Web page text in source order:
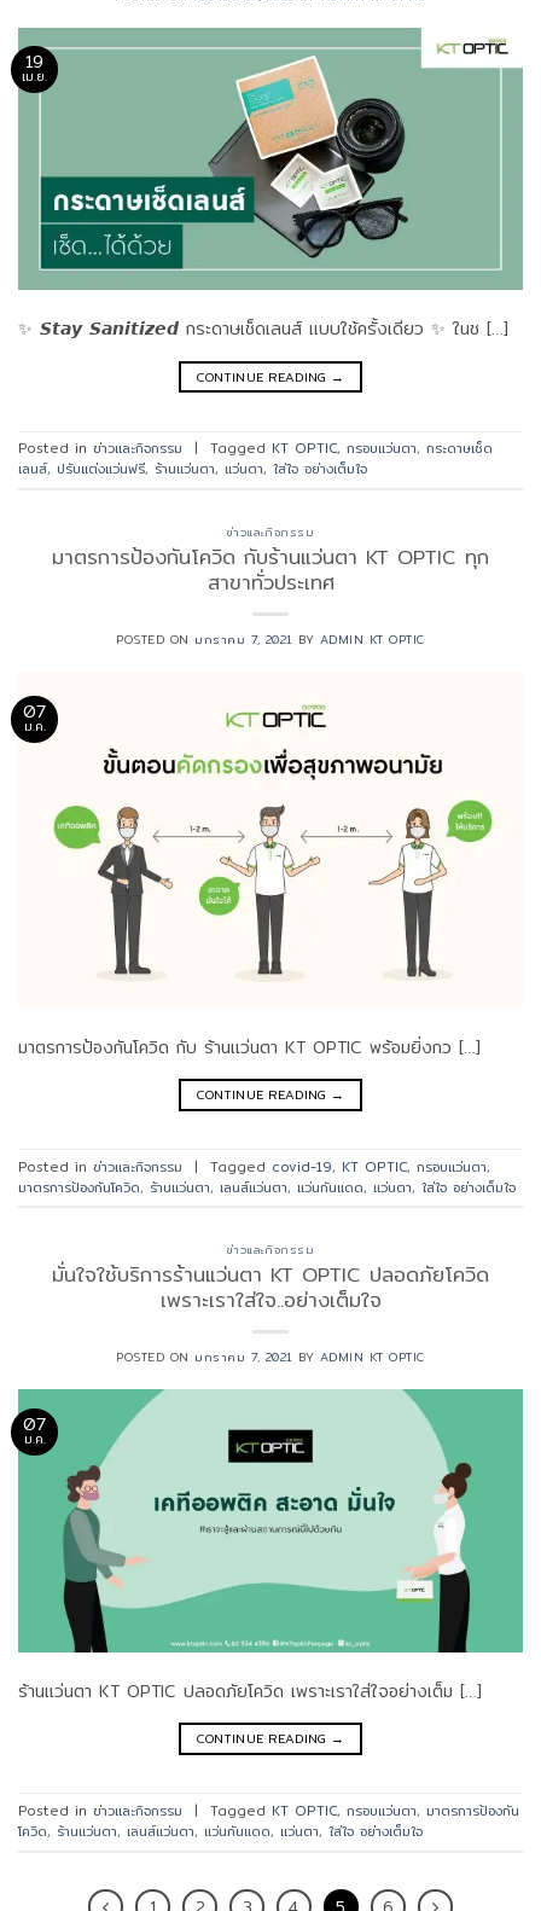
19
เม.ย.
✨ 𝙎𝙩𝙖𝙮 𝙎𝙖𝙣𝙞𝙩𝙞𝙯𝙚𝙙 กระดาษเช็ดเลนส์ แบบใช้ครั้งเดียว ✨ ในช […]
CONTINUE READING →
Posted in ข่าวและกิจกรรม | Tagged KT OPTIC, กรอบแว่นตา, กระดาษเช็ด
เลนส์, ปรับแต่งแว่นฟรี, ร้านแว่นตา, แว่นตา, ใส่ใจ อย่างเต็มใจ
ข่าวและกิจกรรม
มาตรการป้องกันโควิด กับร้านแว่นตา KT OPTIC ทุก
สาขาทั่วประเทศ
POSTED ON มกราคม 7, 2021 BY ADMIN KT OPTIC
07
ม.ค.
มาตรการป้องกันโควิด กับ ร้านแว่นตา KT OPTIC พร้อมยิ่งกว […]
CONTINUE READING →
Posted in ข่าวและกิจกรรม | Tagged covid-19, KT OPTIC, กรอบแว่นตา,
มาตรการป้องกันโควิด, ร้านแว่นตา, เลนส์แว่นตา, แว่นกันแดด, แว่นตา, ใส่ใจ อย่างเต็มใจ
ข่าวและกิจกรรม
มั่นใจใช้บริการร้านแว่นตา KT OPTIC ปลอดภัยโควิด
เพราะเราใส่ใจ..อย่างเต็มใจ
POSTED ON มกราคม 7, 2021 BY ADMIN KT OPTIC
07
ม.ค.
ร้านแว่นตา KT OPTIC ปลอดภัยโควิด เพราะเราใส่ใจอย่างเต็ม […]
CONTINUE READING →
Posted in ข่าวและกิจกรรม | Tagged KT OPTIC, กรอบแว่นตา, มาตรการป้องกัน
โควิด, ร้านแว่นตา, เลนส์แว่นตา, แว่นกันแดด, แว่นตา, ใส่ใจ อย่างเต็มใจ